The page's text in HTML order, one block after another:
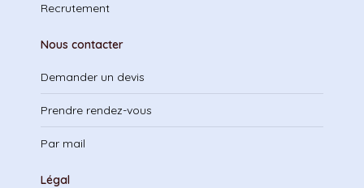
Recrutement
Nous contacter
Demander un devis
Prendre rendez-vous
Par mail
Légal